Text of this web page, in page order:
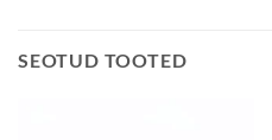
SEOTUD TOOTED